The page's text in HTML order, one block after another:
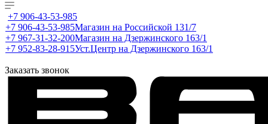
+7 906-43-53-985
+7 906-43-53-985Магазин на Российской 131/7
+7 967-31-32-200Магазин на Дзержинского 163/1
+7 952-83-28-915Уст.Центр на Дзержинского 163/1
Заказать звонок